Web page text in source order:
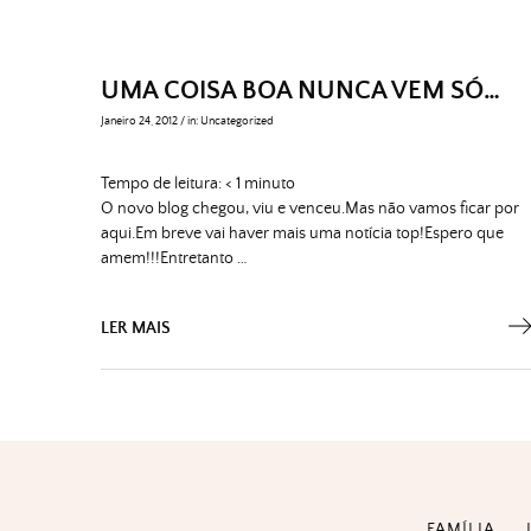
UMA COISA BOA NUNCA VEM SÓ…
Janeiro 24, 2012/in: Uncategorized
Tempo de leitura:< 1 minuto
O novo blog chegou, viu e venceu.Mas não vamos ficar por
aqui.Em breve vai haver mais uma notícia top!Espero que
amem!!!Entretanto …
LER MAIS